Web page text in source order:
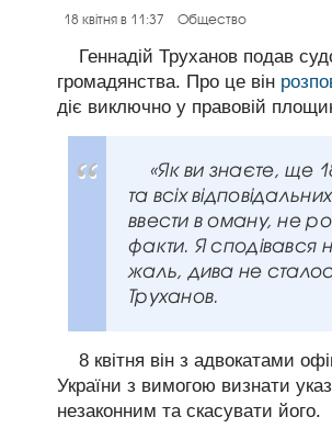
18 квітня в 11:37 Общество
Геннадій Труханов подав
громадянства. Про це він
діє виключно у правовій
«Як ви знаєте, ще
та всіх
ввести в оману, не
факти. Я сподівався
жаль, дива не
Труханов.
8 квітня він з адвокатами
України з вимогою визнати
незаконним та скасувати його.